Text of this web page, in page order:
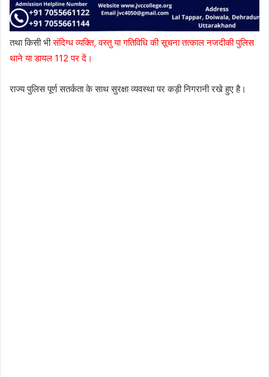
तथा किसी भीसंदिग्ध व्यक्ति, वस्तु या गतिविधि की सूचना तत्काल नजदीकी पुलिस
थाने या डायल 112 पर दें।
राज्य पुलिस पूर्ण सतर्कता के साथ सुरक्षा व्यवस्था पर कड़ी निगरानी रखे हुए है।